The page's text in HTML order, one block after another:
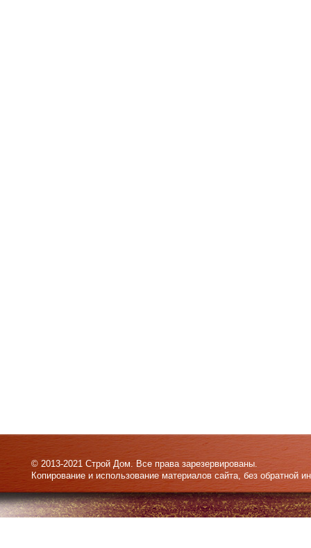
© 2013-2021 Строй Дом. Все права зарезервированы.
Копирование и использование материалов сайта, без обратной